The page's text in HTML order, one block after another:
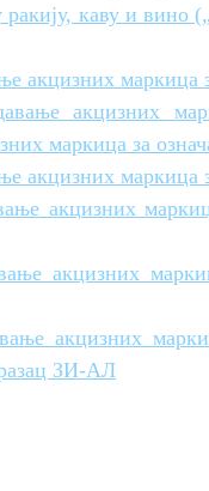
каву и вино
акцизних маркица
акцизних
маркица за
акцизних маркица
акцизних
акцизних
акцизних
ЗИ-АЛ